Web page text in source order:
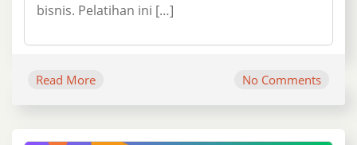
bisnis. Pelatihan ini […]
Read More No Comments